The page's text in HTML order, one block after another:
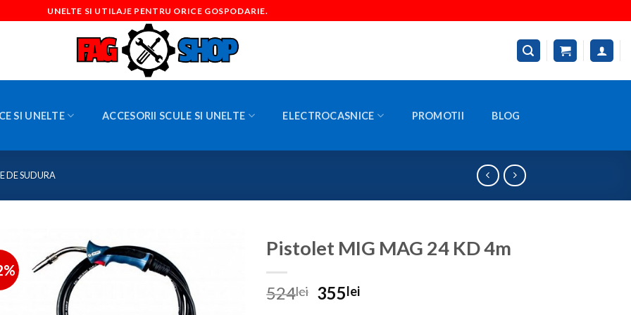
UNELTE SI UTILAJE PENTRU ORICE GOSPODARIE.
SI UNELTE ACCESORII SCULE SI UNELTE ELECTROCASNICE PROMOTII BLOG
DE SUDURA
Pistolet MIG MAG 24 KD 4m
524lei Prețul
355leiPrețul